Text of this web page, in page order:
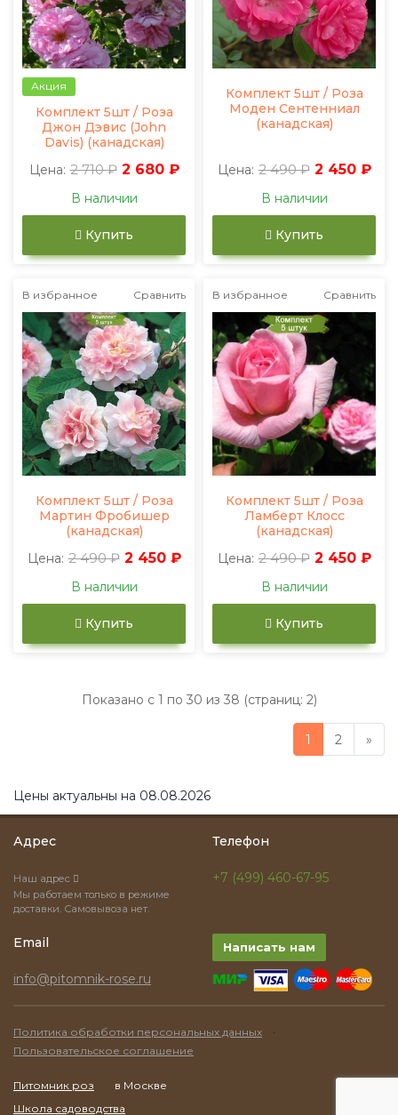
Акция
Комплект 5шт / Роза
Джон Дэвис (John
Davis) (канадская)
Цена: 2 710 ₽ 2 680 ₽
В наличии
Купить
Комплект 5шт / Роза
Моден Сентенниал
(канадская)
Цена: 2 490 ₽ 2 450 ₽
В наличии
Купить
В избранное Сравнить
Комплект 5шт / Роза
Мартин Фробишер
(канадская)
Цена: 2 490 ₽ 2 450 ₽
В наличии
Купить
В избранное Сравнить
Комплект 5шт / Роза
Ламберт Клосс
(канадская)
Цена: 2 490 ₽ 2 450 ₽
В наличии
Купить
Показано с 1 по 30 из 38 (страниц: 2)
1 2 »
Цены актуальны на 08.08.2026
Адрес
Наш адрес
Мы работаем только в режиме
доставки. Самовывоза нет.
Телефон
+7 (499) 460-67-95
Email
info@pitomnik-rose.ru
Написать нам
Политика обработки персональных данных ·
Пользовательское соглашение
Питомник роз
в Москве
Школа садоводства